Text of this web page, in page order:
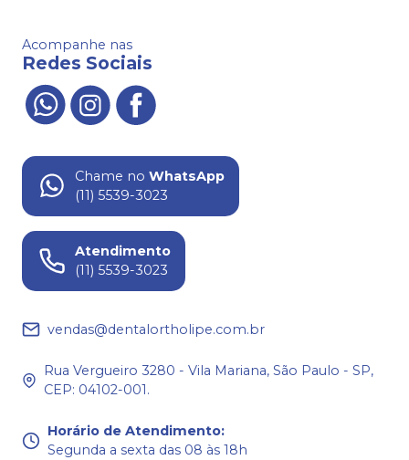
Acompanhe nas
Redes Sociais
Chame no WhatsApp
(11) 5539-3023
Atendimento
(11) 5539-3023
vendas@dentalortholipe.com.br
Rua Vergueiro 3280 - Vila Mariana, São Paulo - SP,
CEP: 04102-001.
Horário de Atendimento:
Segunda a sexta das 08 às 18h